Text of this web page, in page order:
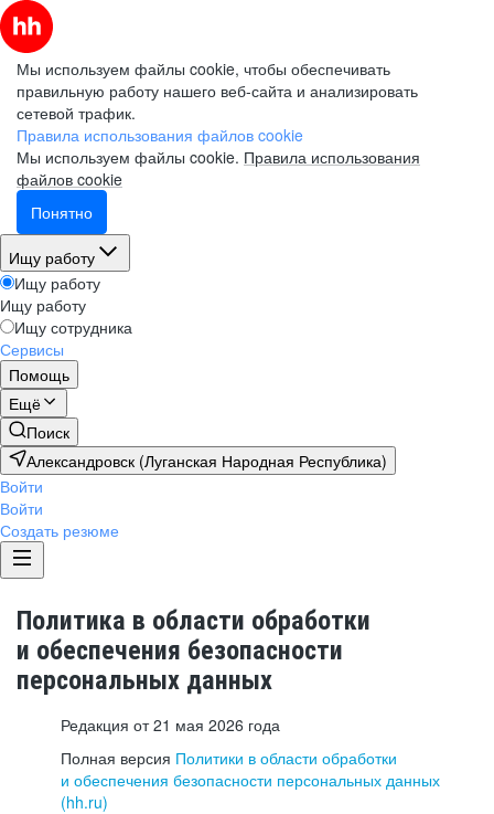
Мы используем файлы cookie, чтобы обеспечивать
правильную работу нашего веб-сайта и анализировать
сетевой трафик.
Правила использования файлов cookie
Мы используем файлы cookie. Правила использования
файлов cookie
Понятно
Ищу работу
Ищу работу
Ищу работу
Ищу сотрудника
Сервисы
Помощь
Ещё
Поиск
Александровск (Луганская Народная Республика)
Войти
Войти
Создать резюме
Политика в области обработки
и обеспечения безопасности
персональных данных
Редакция от 21 мая 2026 года
Полная версия Политики в области обработки
и обеспечения безопасности персональных данных
(hh.ru)